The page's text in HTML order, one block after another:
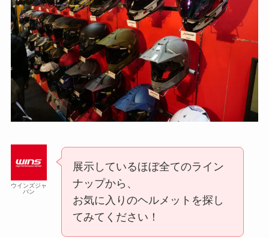
ウインズジャ
パン
展示しているほぼ全てのライン
ナップから、
お気に入りのヘルメットを探し
てみてください！